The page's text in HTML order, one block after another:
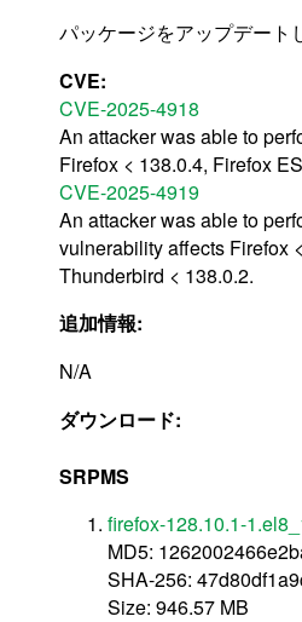
パッケージをアップデート
CVE:
CVE-2025-4918
An attacker was able to
Firefox < 138.0.4, Firefox
CVE-2025-4919
An attacker was able to
vulnerability affects Firefox
Thunderbird < 138.0.2.
追加情報:
N/A
ダウンロード:
SRPMS
firefox-128.10.1-
MD5:
SHA-256:
Size: 946.57 MB